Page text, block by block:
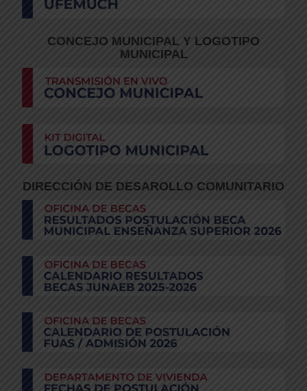
CONCEJO MUNICIPAL Y LOGOTIPO
MUNICIPAL
DIRECCIÓN DE DESAROLLO COMUNITARIO